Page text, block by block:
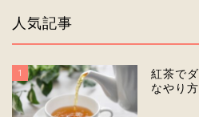
人気記事
1
紅茶で
なやり